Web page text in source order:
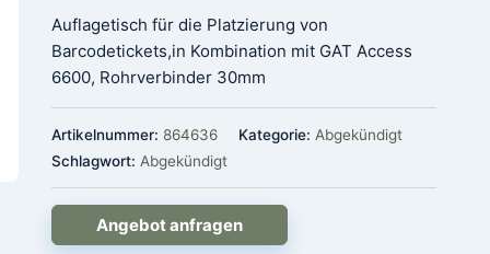
Auflagetisch für die Platzierung von
Barcodetickets,in Kombination mit GAT Access
6600, Rohrverbinder 30mm
Artikelnummer: 864636 Kategorie: Abgekündigt
Schlagwort: Abgekündigt
Angebot anfragen